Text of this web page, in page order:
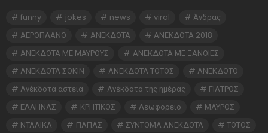
funny jokes news viral
Άνδρας
ΑΕΡΟΠΛΑΝΟ
ΑΝΕΚΔΟΤΑ
ΑΝΕΚΔΟΤΑ 2018
ΑΝΕΚΔΟΤΑ ΜΕ ΜΑΥΡΟΥΣ
ΑΝΕΚΔΟΤΑ ΜΕ ΞΑΝΘΙΕΣ
ΑΝΕΚΔΟΤΑ ΣΟΚΙΝ
ΑΝΕΚΔΟΤΑ ΤΟΤΟΣ
ΑΝΕΚΔΟΤΟ
Ανέκδοτα αστεία
Ανέκδοτο της ημέρας
ΓΙΑΤΡΟΣ
ΕΛΛΗΝΑΣ
ΚΡΗΤΙΚΟΣ Λεωφορείο
ΜΑΥΡΟΣ
ΝΤΑΛΙΚΑ
ΠΑΠΑΣ ΣΥΝΤΟΜΑ ΑΝΕΚΔΟΤΑ
ΤΟΤΟΣ